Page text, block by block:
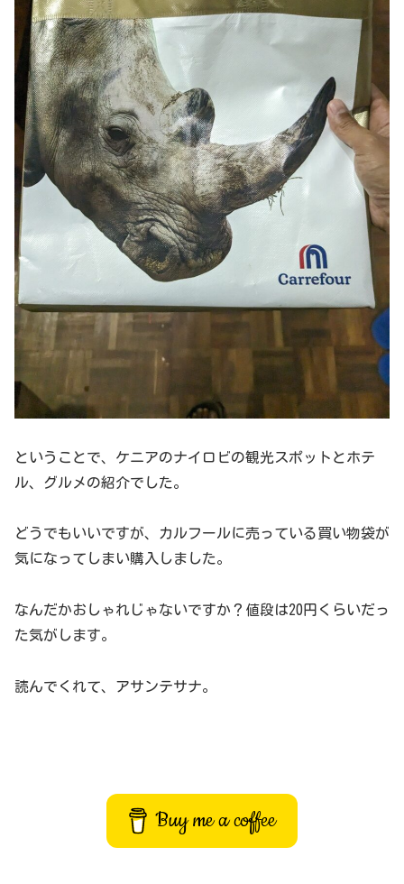
ということで、ケニアのナイロビの観光スポットとホテ
ル、グルメの紹介でした。
どうでもいいですが、カルフールに売っている買い物袋が
気になってしまい購入しました。
なんだかおしゃれじゃないですか？値段は20円くらいだっ
た気がします。
読んでくれて、アサンテサナ。
Buy me a coffee